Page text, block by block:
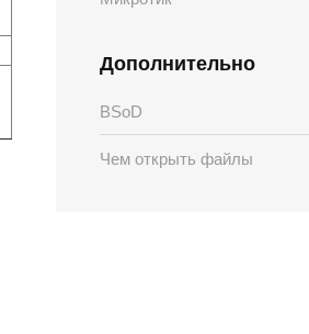
Дополнительно
BSoD
Чем открыть файлы